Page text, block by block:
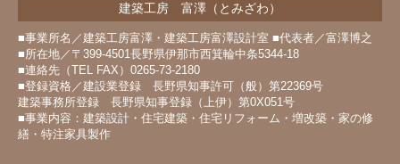
建築工房 富澤（とみざわ）
■事業所名／建築工房富澤・建築工房富澤設計室 ■代表者／富澤博之
■所在地／〒399-4501長野県伊那市西箕輪中条5344-18
■連絡先（TEL FAX）0265-73-2180
■登録資格／建設業登録 長野県知事許可（般）第22369号
建築事務所登録 長野県知事登録（上伊）第0X051号
■事業内容：建築設計・住宅建築・住宅リフォーム・増改築・家の修
繕・特注家具製作